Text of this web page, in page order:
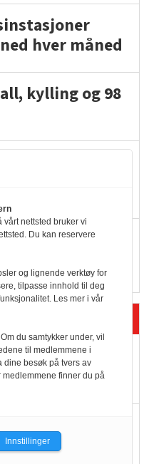
hver måned
kylling og 98
ferdigmat
videre
vårt nettsted bruker vi
Du kan reservere
og lignende verktøy for
tilpasse innhold til deg
Les mer i vår
du samtykker under, vil
til medlemmene i
dine besøk på tvers av
finner du på
Innstillinger